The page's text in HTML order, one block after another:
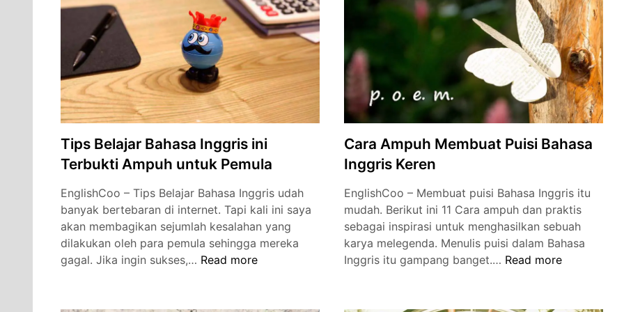
Terbukti
Berhasil
Tanpa
Kursus
Kamu
Makin
Tips Belajar Bahasa Inggris ini
Terbukti Ampuh untuk Pemula
EnglishCoo – Tips Belajar Bahasa Inggris udah
banyak bertebaran di internet. Tapi kali ini saya
akan membagikan sejumlah kesalahan yang
dilakukan oleh para pemula sehingga mereka
gagal. Jika ingin sukses,… Tips
Read more
Cara Ampuh Membuat Puisi Bahasa
Inggris Keren
EnglishCoo – Membuat puisi Bahasa Inggris itu
mudah. Berikut ini 11 Cara ampuh dan praktis
sebagai inspirasi untuk menghasilkan sebuah
karya melegenda. Menulis puisi dalam Bahasa
Inggris itu gampang banget.… Cara
Read more